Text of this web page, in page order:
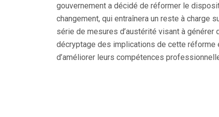
gouvernement a décidé de réformer le
changement, qui entraînera un reste à charge
série de mesures d’austérité visant à
décryptage des implications de cette réforme
d’améliorer leurs compétences